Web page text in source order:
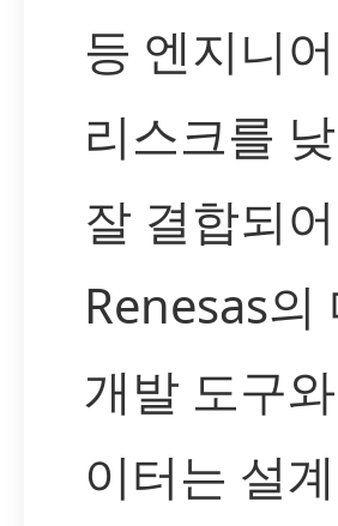
등 엔지니
리스크를
잘 결합되
Renesas의
개발 도구
이터는 설